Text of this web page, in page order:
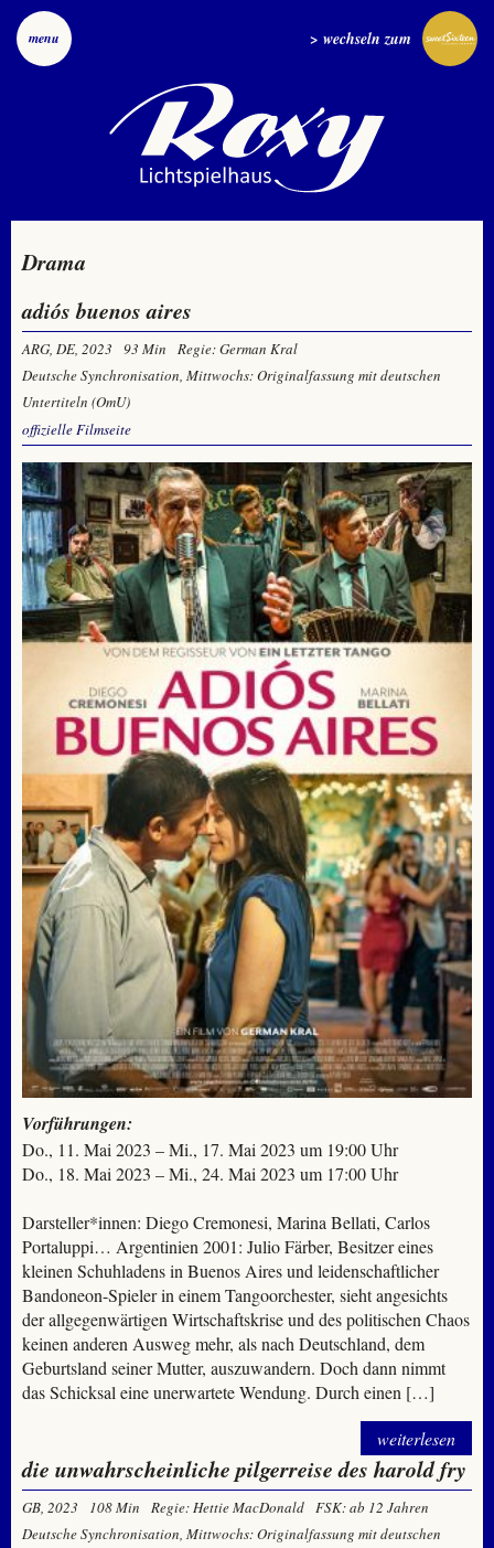
menu > wechseln zum
Drama
adiós buenos aires
ARG, DE, 2023 93 Min
Regie: German Kral
Deutsche Synchronisation, Mittwochs: Originalfassung mit deutschen
Untertiteln (OmU)
offizielle Filmseite
Vorführungen:
Do., 11. Mai 2023 – Mi., 17. Mai 2023 um 19:00 Uhr
Do., 18. Mai 2023 – Mi., 24. Mai 2023 um 17:00 Uhr
Darsteller*innen: Diego Cremonesi, Marina Bellati, Carlos
Portaluppi… Argentinien 2001: Julio Färber, Besitzer eines
kleinen Schuhladens in Buenos Aires und leidenschaftlicher
Bandoneon-Spieler in einem Tangoorchester, sieht angesichts
der allgegenwärtigen Wirtschaftskrise und des politischen Chaos
keinen anderen Ausweg mehr, als nach Deutschland, dem
Geburtsland seiner Mutter, auszuwandern. Doch dann nimmt
das Schicksal eine unerwartete Wendung. Durch einen […]
weiterlesen
die unwahrscheinliche pilgerreise des harold fry
GB, 2023 108 Min Regie: Hettie MacDonald
FSK: ab 12 Jahren
Deutsche Synchronisation, Mittwochs: Originalfassung mit deutschen